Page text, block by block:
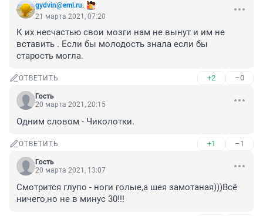
gydvin@eml.ru.
21 марта 2021, 07:20
К их несчастью свои мозги нам не вынут и им не
вставить . Если бы молодость знала если бы
старость могла.
ОТВЕТИТЬ +2 –0
Гость
20 марта 2021, 20:15
Одним словом - Чиколотки.
ОТВЕТИТЬ +1 –1
Гость
20 марта 2021, 13:07
Смотрится глупо - ноги голые,а шея замотаная)))Всё
ничего,но не в минус 30!!!